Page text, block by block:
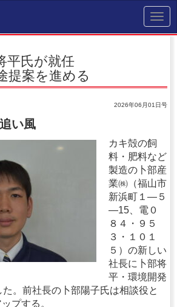
平氏が就任
提案を進める
2026年06月01日号
い風
カキ殻の飼
料・肥料など
製造の卜部産
業㈱（福山市
新浜町１―５
―15、電０
８４・９５
３・１０１
５）の新しい
社長に卜部将
平・環境開発
。前社長の卜部陽子氏は相談役と
プする。